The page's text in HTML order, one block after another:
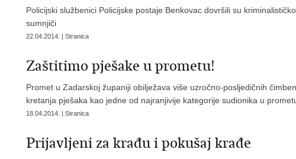
Policijski službenici Policijske postaje Benkovac dovršili su
sumnjiči
22.04.2014. | Stranica
Zaštitimo pješake u prometu!
Promet u Zadarskoj županiji obilježava više uzročno-posljedičnih
kretanja pješaka kao jedne od najranjivije kategorije sudionika u
18.04.2014. | Stranica
Prijavljeni za krađu i pokušaj krađe